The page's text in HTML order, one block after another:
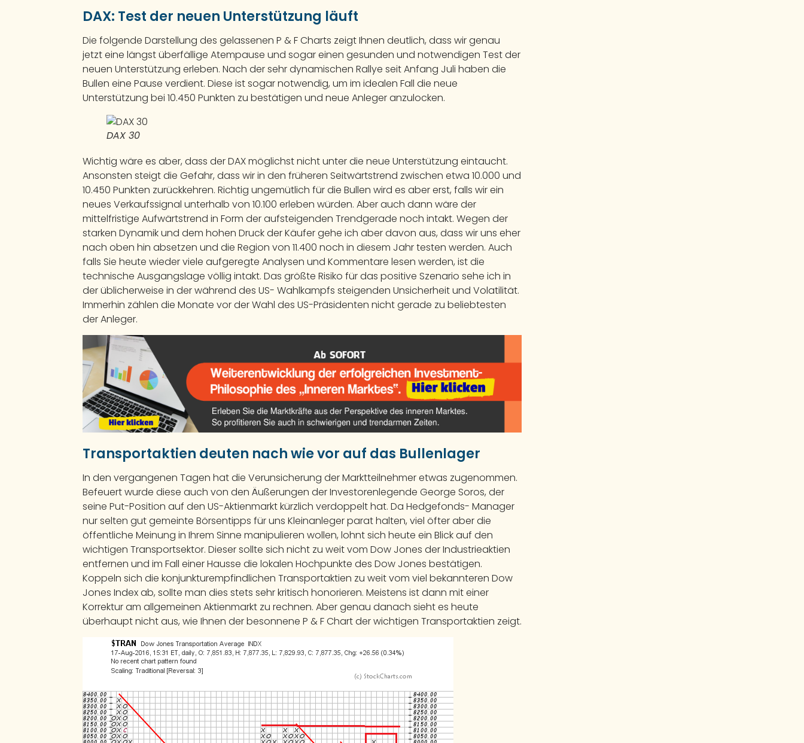
DAX: Test der neuen Unterstützung läuft
Die folgende Darstellung des gelassenen P & F Charts zeigt Ihnen deutlich, dass wir genau
jetzt eine längst überfällige Atempause und sogar einen gesunden und notwendigen Test der
neuen Unterstützung erleben. Nach der sehr dynamischen Rallye seit Anfang Juli haben die
Bullen eine Pause verdient. Diese ist sogar notwendig, um im idealen Fall die neue
Unterstützung bei 10.450 Punkten zu bestätigen und neue Anleger anzulocken.
DAX 30
Wichtig wäre es aber, dass der DAX möglichst nicht unter die neue Unterstützung eintaucht.
Ansonsten steigt die Gefahr, dass wir in den früheren Seitwärtstrend zwischen etwa 10.000 und
10.450 Punkten zurückkehren. Richtig ungemütlich für die Bullen wird es aber erst, falls wir ein
neues Verkaufssignal unterhalb von 10.100 erleben würden. Aber auch dann wäre der
mittelfristige Aufwärtstrend in Form der aufsteigenden Trendgerade noch intakt. Wegen der
starken Dynamik und dem hohen Druck der Käufer gehe ich aber davon aus, dass wir uns eher
nach oben hin absetzen und die Region von 11.400 noch in diesem Jahr testen werden. Auch
falls Sie heute wieder viele aufgeregte Analysen und Kommentare lesen werden, ist die
technische Ausgangslage völlig intakt. Das größte Risiko für das positive Szenario sehe ich in
der üblicherweise in der während des US- Wahlkampfs steigenden Unsicherheit und Volatilität.
Immerhin zählen die Monate vor der Wahl des US-Präsidenten nicht gerade zu beliebtesten
der Anleger.
Transportaktien deuten nach wie vor auf das Bullenlager
In den vergangenen Tagen hat die Verunsicherung der Marktteilnehmer etwas zugenommen.
Befeuert wurde diese auch von den Äußerungen der Investorenlegende George Soros, der
seine Put-Position auf den US-Aktienmarkt kürzlich verdoppelt hat. Da Hedgefonds- Manager
nur selten gut gemeinte Börsentipps für uns Kleinanleger parat halten, viel öfter aber die
öffentliche Meinung in Ihrem Sinne manipulieren wollen, lohnt sich heute ein Blick auf den
wichtigen Transportsektor. Dieser sollte sich nicht zu weit vom Dow Jones der Industrieaktien
entfernen und im Fall einer Hausse die lokalen Hochpunkte des Dow Jones bestätigen.
Koppeln sich die konjunkturempfindlichen Transportaktien zu weit vom viel bekannteren Dow
Jones Index ab, sollte man dies stets sehr kritisch honorieren. Meistens ist dann mit einer
Korrektur am allgemeinen Aktienmarkt zu rechnen. Aber genau danach sieht es heute
überhaupt nicht aus, wie Ihnen der besonnene P & F Chart der wichtigen Transportaktien zeigt.